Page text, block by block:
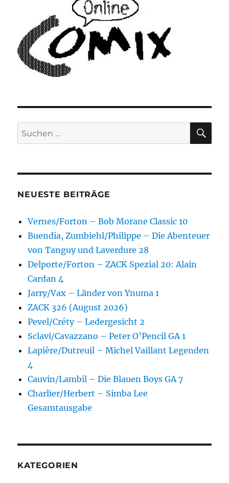
Suchen
nach:
NEUESTE BEITRÄGE
Vernes/Forton – Bob Morane Classic 10
Buendia, Zumbiehl/Philippe – Die Abenteuer
von Tanguy und Laverdure 28
Delporte/Forton – ZACK Spezial 20: Alain
Cardan 4
Jarry/Vax – Länder von Ynuma 1
ZACK 326 (August 2026)
Pevel/Créty – Ledergesicht 2
Sclavi/Cavazzano – Peter O’Pencil GA 1
Lapière/Dutreuil – Michel Vaillant Legenden
4
Cauvin/Lambil – Die Blauen Boys GA 7
Charlier/Herbert – Simba Lee
Gesamtausgabe
KATEGORIEN